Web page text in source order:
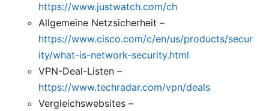
https://www.justwatch.com/ch
Allgemeine Netzsicherheit –
https://www.cisco.com/c/en/us/products/secur
ity/what-is-network-security.html
VPN-Deal-Listen –
https://www.techradar.com/vpn/deals
Vergleichswebsites –